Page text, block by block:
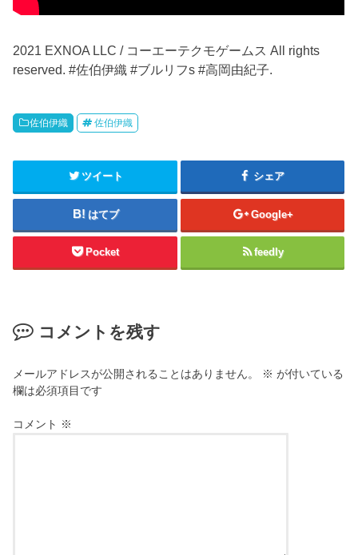
2021 EXNOA LLC / コーエーテクモゲームス All rights
reserved. #佐伯伊織 #ブルリフs #高岡由紀子.
佐伯伊織 佐伯伊織
ツイート シェア
はてブ Google+
Pocket feedly
コメントを残す
メールアドレスが公開されることはありません。 ※ が付いている
欄は必須項目です
コメント ※